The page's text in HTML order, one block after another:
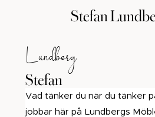
Stefan
Lundberg
Stefan
Vad tänker du när du tänker
jobbar här på Lundbergs